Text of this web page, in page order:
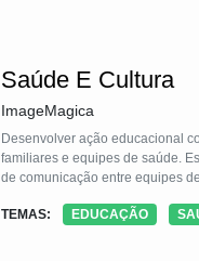
Saúde E Cultura
ImageMagica
Desenvolver ação educacional
familiares e equipes de saúde.
de comunicação entre equipes
TEMAS: EDUCAÇÃO